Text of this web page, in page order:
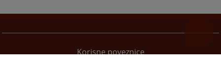
Korisne poveznice